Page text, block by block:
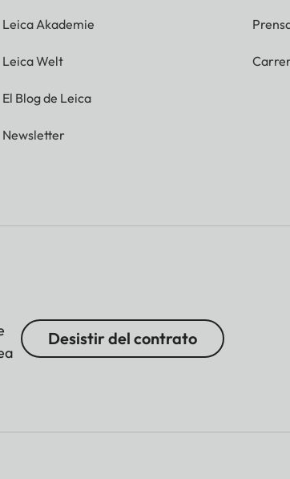
Leica Akademie
Leica Welt
El Blog de Leica
Newsletter
Desistir del contrato